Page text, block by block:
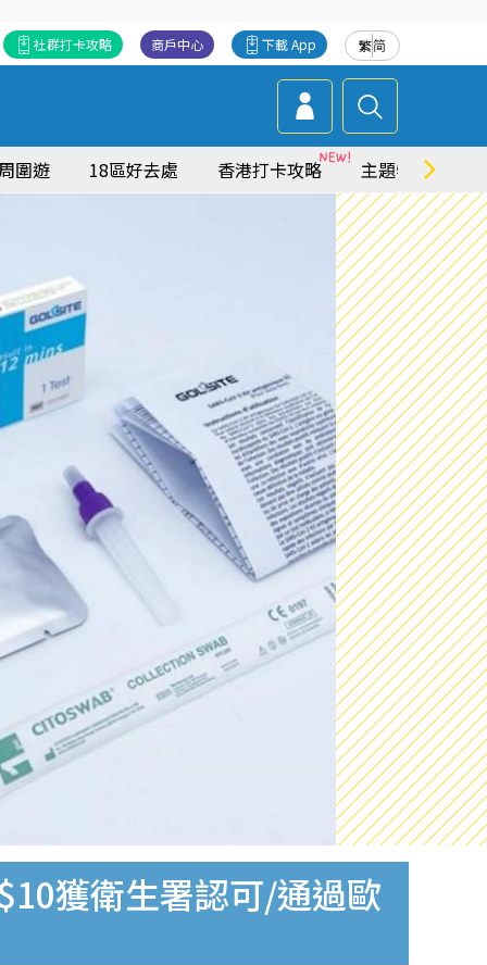
繁简
下載 App
商戶中心
社群打卡攻略
圍遊 18區好去處 香港打卡攻略 主題特集
獲衛生署認可/通過歐